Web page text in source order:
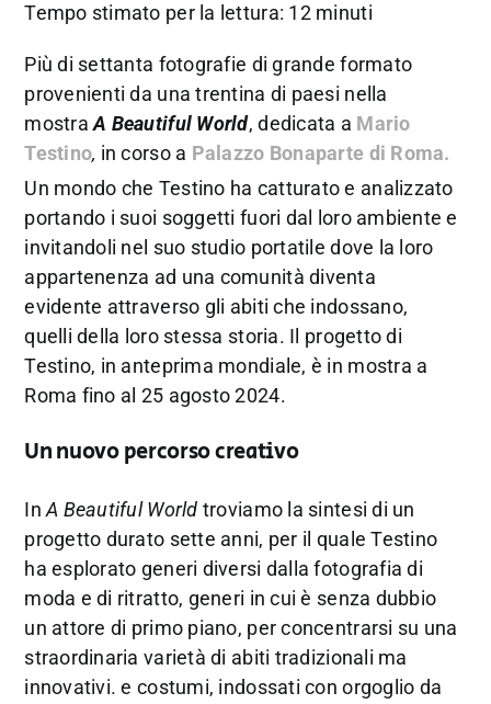
Tempo stimato per la lettura: 12 minuti
Più di settanta fotografie di grande formato
provenienti da una trentina di paesi nella
mostraA Beautiful World, dedicata a Mario
Testino, in corso a Palazzo Bonaparte di Roma.
Un mondo che Testino ha catturato e analizzato
portando i suoi soggetti fuori dal loro ambiente e
invitandoli nel suo studio portatile dove la loro
appartenenza ad una comunità diventa
evidente attraverso gli abiti che indossano,
quelli della loro stessa storia. Il progetto di
Testino, in anteprima mondiale, è in mostra a
Roma fino al 25 agosto 2024.
Un nuovo percorso creativo
InA Beautiful World troviamo la sintesi di un
progetto durato sette anni, per il quale Testino
ha esplorato generi diversi dalla fotografia di
moda e di ritratto, generi in cui è senza dubbio
un attore di primo piano, per concentrarsi su una
straordinaria varietà di abiti tradizionali ma
innovativi. e costumi, indossati con orgoglio da